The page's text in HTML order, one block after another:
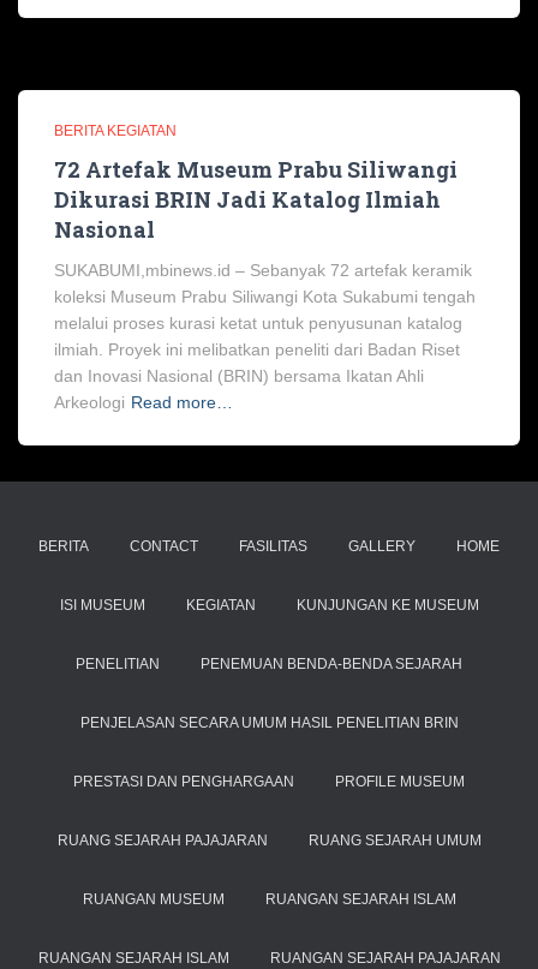
BERITA KEGIATAN
72 Artefak Museum Prabu Siliwangi
Dikurasi BRIN Jadi Katalog Ilmiah
Nasional
SUKABUMI,mbinews.id – Sebanyak 72 artefak keramik
koleksi Museum Prabu Siliwangi Kota Sukabumi tengah
melalui proses kurasi ketat untuk penyusunan katalog
ilmiah. Proyek ini melibatkan peneliti dari Badan Riset
dan Inovasi Nasional (BRIN) bersama Ikatan Ahli
Arkeologi Read more…
BERITA CONTACT FASILITAS GALLERY HOME
ISI MUSEUM KEGIATAN KUNJUNGAN KE MUSEUM
PENELITIAN PENEMUAN BENDA-BENDA SEJARAH
PENJELASAN SECARA UMUM HASIL PENELITIAN BRIN
PRESTASI DAN PENGHARGAAN PROFILE MUSEUM
RUANG SEJARAH PAJAJARAN RUANG SEJARAH UMUM
RUANGAN MUSEUM RUANGAN SEJARAH ISLAM
RUANGAN SEJARAH ISLAM RUANGAN SEJARAH PAJAJARAN